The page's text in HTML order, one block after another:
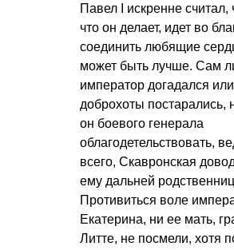
Павел I искренне считал,
что он делает, идет во
соединить любящие
может быть лучше. Сам
император догадался или
доброхоты постарались,
он боевого генерала
облагодетельствовать,
всего, Скавронская
ему дальней
Противиться воле
Екатерина, ни ее мать,
Литте, не посмели, хотя